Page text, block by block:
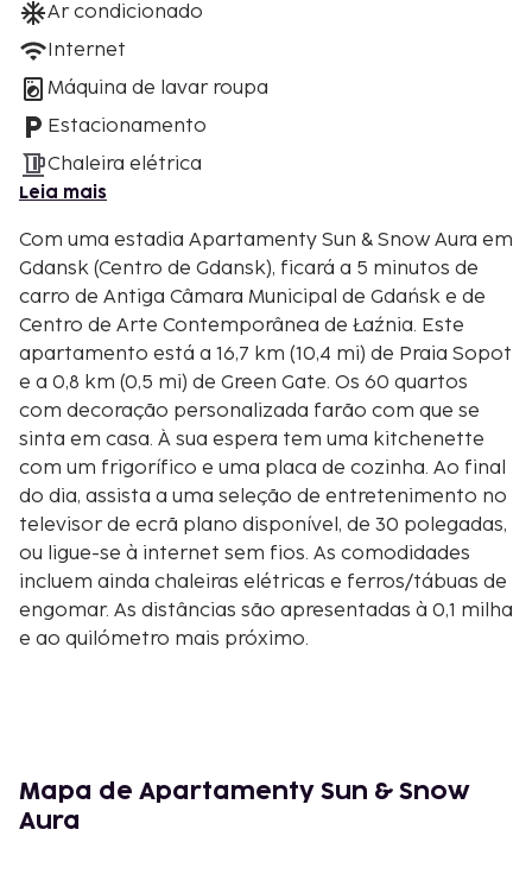
Ar condicionado
Internet
Máquina de lavar roupa
Estacionamento
Chaleira elétrica
Leia mais
Com uma estadia Apartamenty Sun & Snow Aura em
Gdansk (Centro de Gdansk), ficará a 5 minutos de
carro de Antiga Câmara Municipal de Gdańsk e de
Centro de Arte Contemporânea de Łaźnia. Este
apartamento está a 16,7 km (10,4 mi) de Praia Sopot
e a 0,8 km (0,5 mi) de Green Gate. Os 60 quartos
com decoração personalizada farão com que se
sinta em casa. À sua espera tem uma kitchenette
com um frigorífico e uma placa de cozinha. Ao final
do dia, assista a uma seleção de entretenimento no
televisor de ecrã plano disponível, de 30 polegadas,
ou ligue-se à internet sem fios. As comodidades
incluem ainda chaleiras elétricas e ferros/tábuas de
engomar. As distâncias são apresentadas à 0,1 milha
e ao quilómetro mais próximo.
Green Gate - 0,8 km/0,5 mi
Long Market - 0,8 km/0,5 mi
Mapa de Apartamenty Sun & Snow
Aura